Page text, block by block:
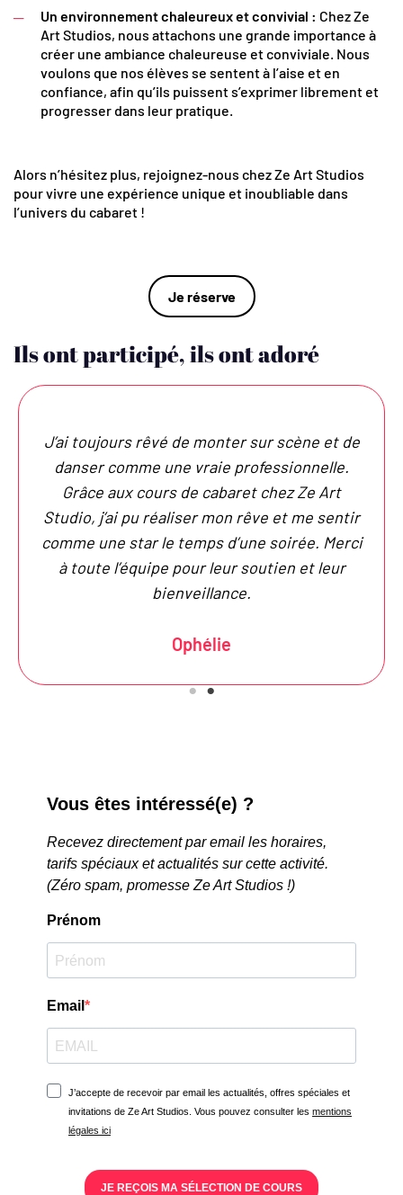
Un environnement chaleureux et convivial : Chez Ze
Art Studios, nous attachons une grande importance à
créer une ambiance chaleureuse et conviviale. Nous
voulons que nos élèves se sentent à l’aise et en
confiance, afin qu’ils puissent s’exprimer librement et
progresser dans leur pratique.
Alors n’hésitez plus, rejoignez-nous chez Ze Art Studios
pour vivre une expérience unique et inoubliable dans
l’univers du cabaret !
Je réserve
Ils ont participé, ils ont adoré
J’ai toujours rêvé de monter sur scène et de
danser comme une vraie professionnelle.
Grâce aux cours de cabaret chez Ze Art
Studio, j’ai pu réaliser mon rêve et me sentir
comme une star le temps d’une soirée. Merci
à toute l’équipe pour leur soutien et leur
bienveillance.
Ophélie
Vous êtes intéressé(e) ?
Recevez directement par email les horaires,
tarifs spéciaux et actualités sur cette activité.
(Zéro spam, promesse Ze Art Studios !)
Prénom
Email
J’accepte de recevoir par email les actualités, offres spéciales et
invitations de Ze Art Studios. Vous pouvez consulter les mentions
légales ici
JE REÇOIS MA SÉLECTION DE COURS